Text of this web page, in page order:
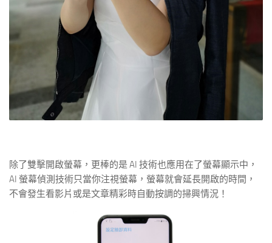
除了雙擊開啟螢幕，更棒的是 AI 技術也應用在了螢幕顯示中，
AI 螢幕偵測技術只當你注視螢幕，螢幕就會延長開啟的時間，
不會發生看影片或是文章精彩時自動按調的掃興情況！